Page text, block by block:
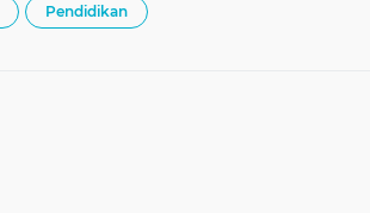
Pendidikan